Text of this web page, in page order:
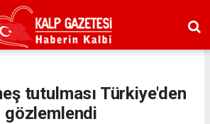
tutulması Türkiye'den
gözlemlendi